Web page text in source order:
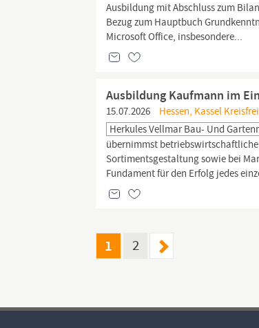
Ausbildung mit Abschluss zum
Bezug zum Hauptbuch
Microsoft Office, insbesondere...
Ausbildung Kaufmann im
15.07.2026
Hessen, Kassel
Herkules Vellmar Bau- Und
übernimmst
Sortimentsgestaltung sowie bei
Fundament für den Erfolg jedes
1 2